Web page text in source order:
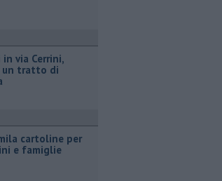
in via Cerrini,
un tratto di
cartoline per
e famiglie